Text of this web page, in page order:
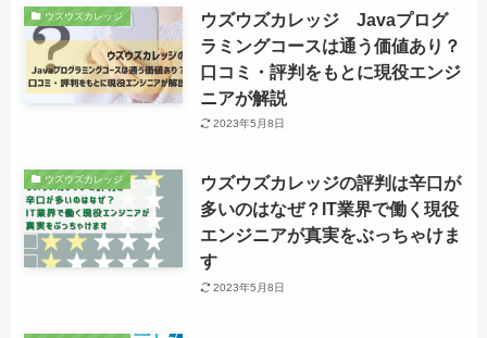
ウズウズカレッジ
ウズウズカレッジ Javaプログ
ラミングコースは通う価値あり？
口コミ・評判をもとに現役エンジ
ニアが解説
2023年5月8日
ウズウズカレッジ
ウズウズカレッジの評判は辛口が
多いのはなぜ？IT業界で働く現役
エンジニアが真実をぶっちゃけま
す
2023年5月8日